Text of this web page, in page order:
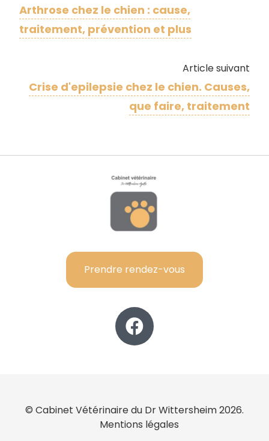
Arthrose chez le chien : cause,
traitement, prévention et plus
Article suivant
Crise d'epilepsie chez le chien. Causes,
que faire, traitement
Prendre rendez-vous
© Cabinet Vétérinaire du Dr Wittersheim 2026.
Mentions légales